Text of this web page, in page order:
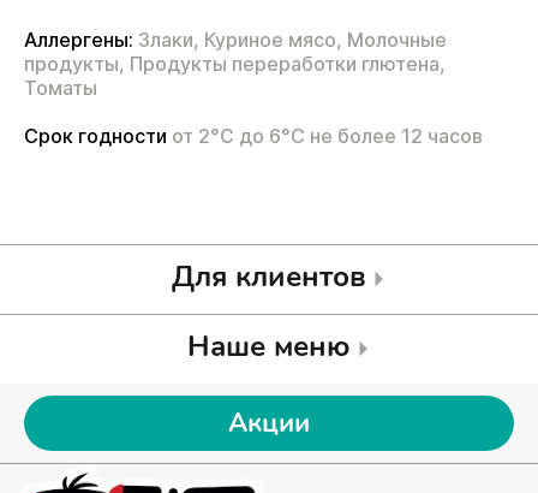
Аллергены: Злаки, Куриное мясо, Молочные
продукты, Продукты переработки глютена,
Томаты
Срок годности от 2°С до 6°С не более 12 часов
Для клиентов
Наше меню
Акции